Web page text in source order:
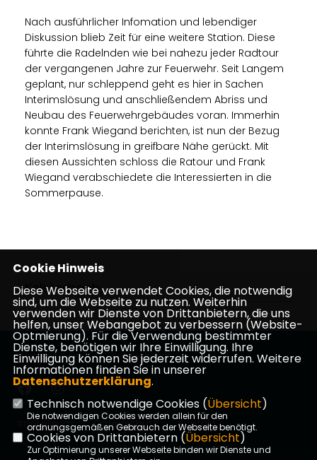
Nach ausführlicher Infomation und lebendiger
Diskussion blieb Zeit für eine weitere Station. Diese
führte die Radelnden wie bei nahezu jeder Radtour
der vergangenen Jahre zur Feuerwehr. Seit Langem
geplant, nur schleppend geht es hier in Sachen
Interimslösung und anschließendem Abriss und
Neubau des Feuerwehrgebäudes voran. Immerhin
konnte Frank Wiegand berichten, ist nun der Bezug
der Interimslösung in greifbare Nähe gerückt. Mit
diesen Aussichten schloss die Ratour und Frank
Wiegand verabschiedete die Interessierten in die
Sommerpause.
Kelsterbach,
Webseite der CDU Kelsterbach
Impressum Datenschutz Kontakt
Cookie Hinweis
Diese Webseite verwendet Cookies, die notwendig
sind, um die Webseite zu nutzen. Weiterhin
verwenden wir Dienste von Drittanbietern, die uns
helfen, unser Webangebot zu verbessern (Website-
Optmierung). Für die Verwendung bestimmter
Dienste, benötigen wir Ihre Einwilligung. Ihre
Einwilligung können Sie jederzeit widerrufen. Weitere
Informationen finden Sie in unserer
Datenschutzerklärung.
Technisch notwendige Cookies (Übersicht)
Die notwendigen Cookies werden allein für den
ordnungsgemäßen Gebrauch der Webseite benötigt.
Cookies von Drittanbietern (Übersicht)
Zur Optimierung unserer Webseite binden wir Dienste und